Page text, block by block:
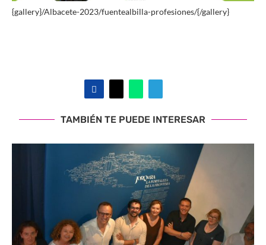
{gallery}/Albacete-2023/fuentealbilla-profesiones/{/gallery}
TAMBIÉN TE PUEDE INTERESAR